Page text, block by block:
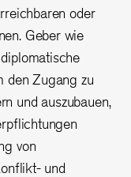
oder
Geber wie
den Zugang zu
und auszubauen,
von
und